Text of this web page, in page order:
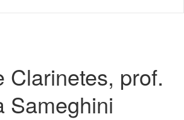
Clarinetes, prof.
Sameghini